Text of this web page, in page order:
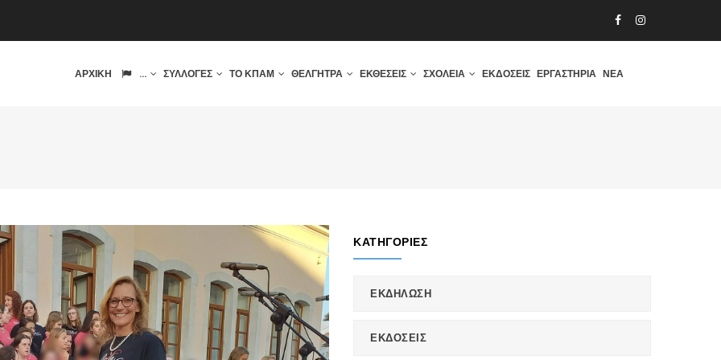
ΑΡΧΙΚΉ ... ΣΥΛΛΟΓΈΣ ΤΟ ΚΠΑΜ ΘΈΛΓΗΤΡΑ ΕΚΘΈΣΕΙΣ ΣΧΟΛΕΊΑ ΕΚΔΌΣΕΙΣ ΕΡΓΑΣΤΉΡΙΑ ΝΈΑ
ΚΑΤΗΓΟΡΊΕΣ
ΕΚΔΗΛΩΣΗ
ΕΚΔΟΣΕΙΣ